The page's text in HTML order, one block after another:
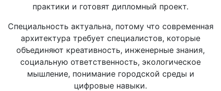
практики и готовят дипломный проект.
Специальность актуальна, потому что современная
архитектура требует специалистов, которые
объединяют креативность, инженерные знания,
социальную ответственность, экологическое
мышление, понимание городской среды и
цифровые навыки.